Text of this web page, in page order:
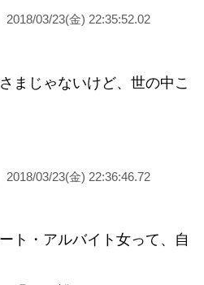
2018/03/23(金) 22:35:52.02
まじゃないけど、世の中こ
2018/03/23(金) 22:36:46.72
ト・アルバイト女って、自